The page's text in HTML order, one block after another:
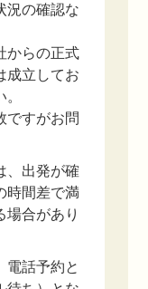
況の確認な
からの正式
成立してお
ですがお問
、出発が確
時間差で満
場合があり
電話予約と